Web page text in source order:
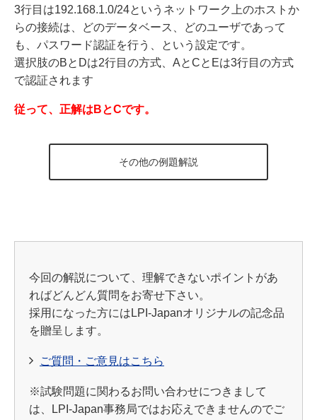
3行目は192.168.1.0/24というネットワーク上のホストか
らの接続は、どのデータベース、どのユーザであって
も、パスワード認証を行う、という設定です。
選択肢のBとDは2行目の方式、AとCとEは3行目の方式
で認証されます
従って、正解はBとCです。
その他の例題解説
今回の解説について、理解できないポイントがあ
ればどんどん質問をお寄せ下さい。
採用になった方にはLPI-Japanオリジナルの記念品
を贈呈します。
ご質問・ご意見はこちら
※試験問題に関わるお問い合わせにつきまして
は、LPI-Japan事務局ではお応えできませんのでご